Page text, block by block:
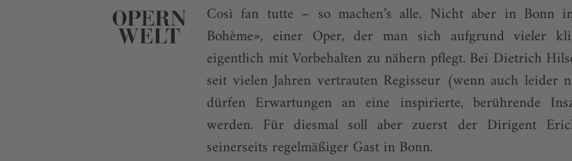
Così fan tutte – so machen’s alle. Nicht aber in Bonn
Bohème», einer Oper, der man sich aufgrund vieler
eigentlich mit Vorbehalten zu nä­hern pflegt. Bei Dietrich
seit vielen Jahren vertrauten Regisseur (wenn auch leider
dürfen Erwartungen an eine inspirierte, berührende
werden. Für diesmal soll aber zuerst der Dirigent
seinerseits regelmäßiger Gast in Bonn.